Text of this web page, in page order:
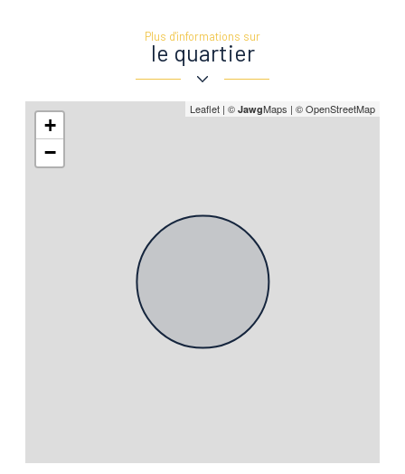
Plus d'informations sur
le quartier
+
−
Leaflet | © JawgMaps | © OpenStreetMap